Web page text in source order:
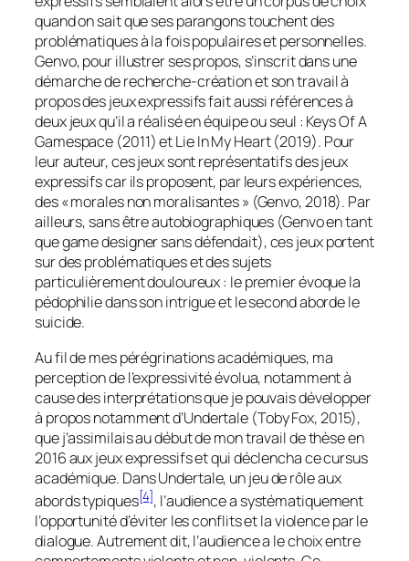
quand on sait que ses parangons touchent des
problématiques à la fois populaires et personnelles.
Genvo, pour illustrer ses propos, s’inscrit dans une
démarche de recherche-création et son travail à
propos des jeux expressifs fait aussi références à
deux jeux qu’il a réalisé en équipe ou seul : Keys Of A
Gamespace (2011) etLie In My Heart(2019). Pour
leur auteur, ces jeux sont représentatifs des jeux
expressifs car ils proposent, par leurs expériences,
des « morales non moralisantes » (Genvo, 2018). Par
ailleurs, sans être autobiographiques (Genvo en tant
quegame designersans défendait), ces jeux portent
sur des problématiques et des sujets
particulièrement douloureux : le premier évoque la
pédophilie dans son intrigue et le second aborde le
suicide.
Au fil de mes pérégrinations académiques, ma
perception de l’expressivité évolua, notamment à
cause des interprétations que je pouvais développer
à propos notamment d’Undertale (Toby Fox, 2015),
que j’assimilais au début de mon travail de thèse en
2016 aux jeux expressifs et qui déclencha ce cursus
académique. DansUndertale, un jeu de rôle aux
abords typiques[4], l’audience a systématiquement
l’opportunité d’éviter les conflits et la violence par le
dialogue. Autrement dit, l’audience a le choix entre